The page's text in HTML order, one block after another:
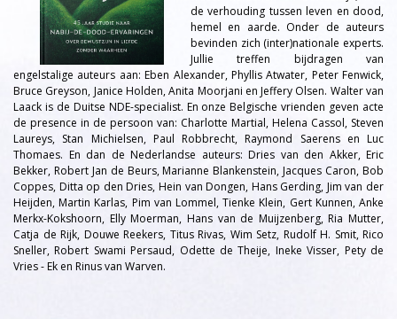
de verhouding tussen leven en dood,
hemel en aarde. Onder de auteurs
bevinden zich (inter)nationale experts.
Jullie treffen bijdragen van
engelstalige auteurs aan: Eben Alexander, Phyllis Atwater, Peter Fenwick,
Bruce Greyson, Janice Holden, Anita Moorjani en Jeffery Olsen. Walter van
Laack is de Duitse NDE-specialist. En onze Belgische vrienden geven acte
de presence in de persoon van: Charlotte Martial, Helena Cassol, Steven
Laureys, Stan Michielsen, Paul Robbrecht, Raymond Saerens en Luc
Thomaes. En dan de Nederlandse auteurs: Dries van den Akker, Eric
Bekker, Robert Jan de Beurs, Marianne Blankenstein, Jacques Caron, Bob
Coppes, Ditta op den Dries, Hein van Dongen, Hans Gerding, Jim van der
Heijden, Martin Karlas, Pim van Lommel, Tienke Klein, Gert Kunnen, Anke
Merkx-Kokshoorn, Elly Moerman, Hans van de Muijzenberg, Ria Mutter,
Catja de Rijk, Douwe Reekers, Titus Rivas, Wim Setz, Rudolf H. Smit, Rico
Sneller, Robert Swami Persaud, Odette de Theije, Ineke Visser, Pety de
Vries - Ek en Rinus van Warven.